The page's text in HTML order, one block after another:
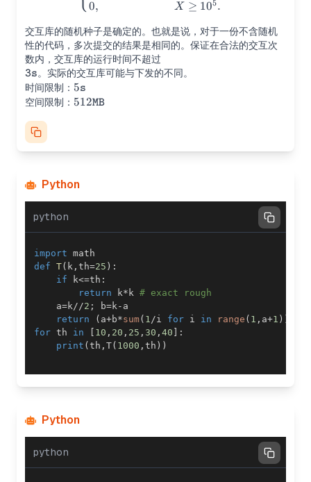
0, X ≥ 105.
交互库的随机种子是确定的。也就是说，对于一份不含随机
性的代码，多次提交的结果是相同的。保证在合法的交互次
数内，交互库的运行时间不超过
\texttt{3s}
3s。实际的交互库可能与下发的不同。
时间限制： 5\texttt{s}
5s
空间限制： 512
512MB
Python
python
import
def T( k , th=25 ) :
if k<=th :
return k* k # exact rough
    a
=k //2 ; b=k -
return
( a+b*sum( 1 /i for i in range ( 1 , a+1 ) )
for th in [ 10 , 20 , 25 , 30 , 40 ] :
print (th , T( 1000 , th ) )
Python
python